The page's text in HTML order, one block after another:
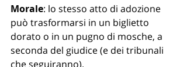
Morale: lo stesso atto di adozione
può trasformarsi in un biglietto
dorato o in un pugno di mosche, a
seconda del giudice (e dei tribunali
che seguiranno).